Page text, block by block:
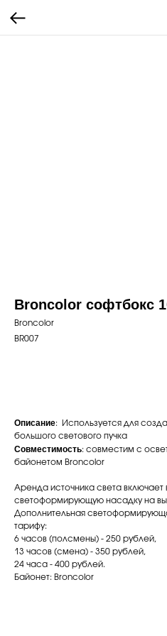
Broncolor софтбокс
Broncolor
BR007
Описание: Используется для
большого светового пучка
Совместимость: совместим с
байонетом Broncolor
Аренда источника света включает
светоформирующую насадку на
Дополнительная
тарифу:
6 часов (полсмены) - 250 рублей,
13 часов (смена) - 350 рублей,
24 часа - 400 рублей.
Байонет: Broncolor